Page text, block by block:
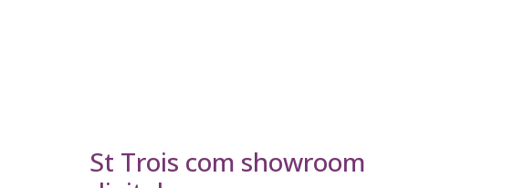
St Trois com showroom